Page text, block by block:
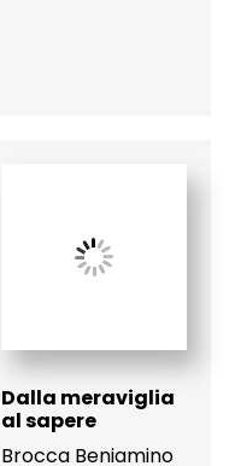
Dalla meraviglia
al sapere
Brocca Beniamino